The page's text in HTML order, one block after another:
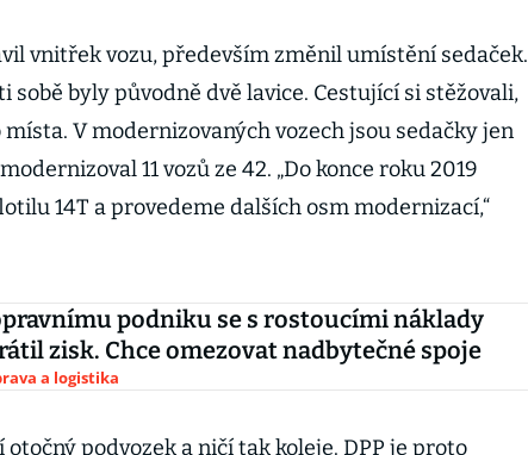
vnitřek vozu, především změnil umístění sedaček.
sobě byly původně dvě lavice. Cestující si stěžovali,
V modernizovaných vozech jsou sedačky jen
11 vozů ze 42. „Do konce roku 2019
14T a provedeme dalších osm modernizací,“
podniku se s rostoucími náklady
zisk. Chce omezovat nadbytečné spoje
a logistika
otočný podvozek a ničí tak koleje. DPP je proto